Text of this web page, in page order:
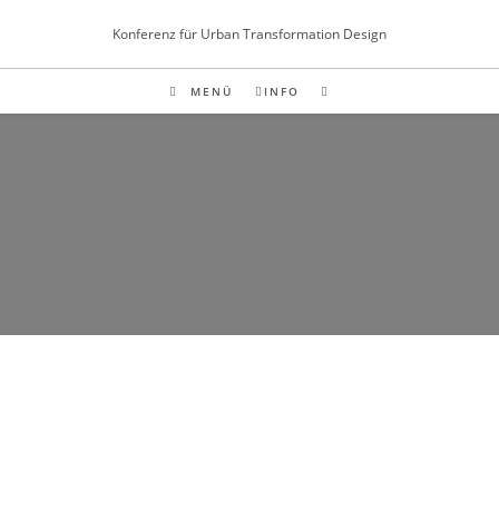
springen
Konferenz für Urban Transformation Design
MENÜ INFO